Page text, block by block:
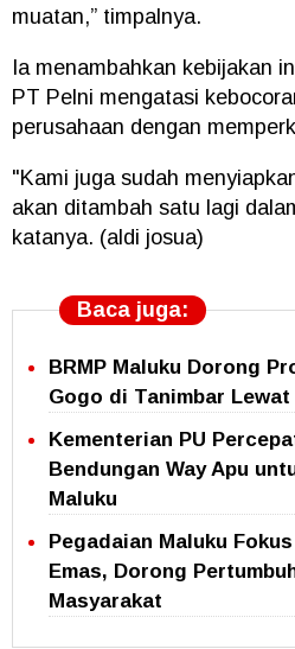
muatan,” timpalnya.
Ia menambahkan kebijakan
PT Pelni mengatasi
perusahaan dengan
"Kami juga sudah
akan ditambah satu lagi
katanya. (aldi josua)
Baca juga:
BRMP Maluku Dorong
Gogo di Tanimbar
Kementerian PU
Bendungan Way Apu
Maluku
Pegadaian Maluku
Emas, Dorong
Masyarakat